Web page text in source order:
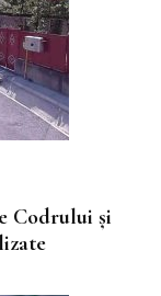
Codrului și